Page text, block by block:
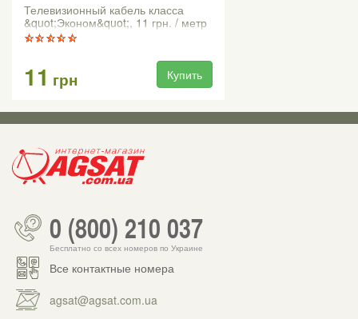
Телевизионный кабель класса
&quot;Эконом&quot;, 11 грн. / метр
11 грн Купить
0 (800) 210 037
Бесплатно со всех номеров по Украине
Все контактные номера
agsat@agsat.com.ua